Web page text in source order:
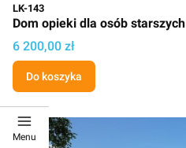
Kod
LK-143
Dom opieki dla osób starszych
Cena projektu
6 200,00 zł
Do koszyka
Menu